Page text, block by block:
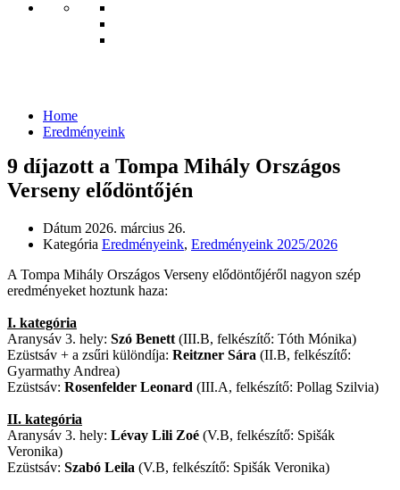
Home
Eredményeink
9 díjazott a Tompa Mihály Országos
Verseny elődöntőjén
Dátum 2026. március 26.
Kategória Eredményeink, Eredményeink 2025/2026
A Tompa Mihály Országos Verseny elődöntőjéről nagyon szép
eredményeket hoztunk haza:
I. kategória
Aranysáv 3. hely: Szó Benett (III.B, felkészítő: Tóth Mónika)
Ezüstsáv + a zsűri különdíja: Reitzner Sára (II.B, felkészítő:
Gyarmathy Andrea)
Ezüstsáv: Rosenfelder Leonard (III.A, felkészítő: Pollag Szilvia)
II. kategória
Aranysáv 3. hely: Lévay Lili Zoé (V.B, felkészítő: Spišák
Veronika)
Ezüstsáv: Szabó Leila (V.B, felkészítő: Spišák Veronika)